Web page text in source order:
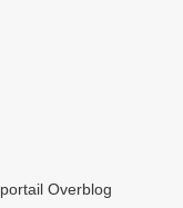
Overblog